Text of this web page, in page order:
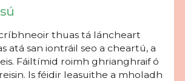
thuas tá láncheart
atá san iontráil seo a cheartú, a
Fáiltímid roimh ghrianghraif ó
Is féidir leasuithe a mholadh